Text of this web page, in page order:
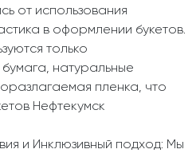
от использования
в оформлении букетов.
только
натуральные
пленка, что
Нефтекумск
и Инклюзивный подход: Мы